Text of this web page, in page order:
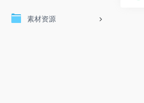
素材资源